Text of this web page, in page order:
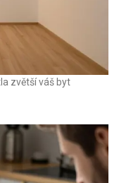
zvětší váš byt